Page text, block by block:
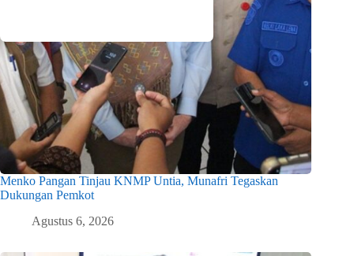
Menko Pangan Tinjau KNMP Untia, Munafri Tegaskan
Dukungan Pemkot
Agustus 6, 2026